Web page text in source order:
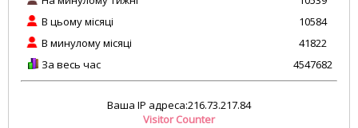
В цьому місяці
В минулому місяці
За весь час
10584
41822
4547682
Ваша IP адреса:216.73.217.84
Visitor Counter